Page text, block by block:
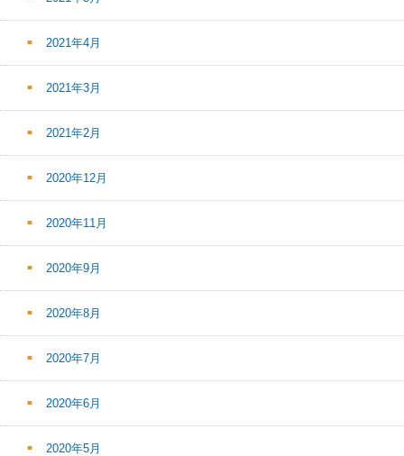
2021年4月
2021年3月
2021年2月
2020年12月
2020年11月
2020年9月
2020年8月
2020年7月
2020年6月
2020年5月